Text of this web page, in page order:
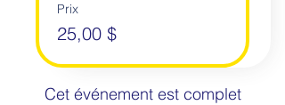
Prix
25,00 $
Cet événement est complet